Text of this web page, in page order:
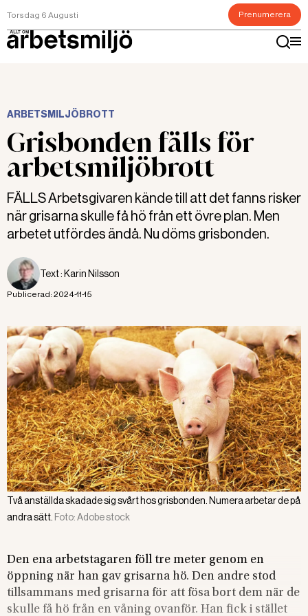
Torsdag 6 Augusti Prenumerera
ARBETSMILJÖBROTT
Grisbonden fälls för
arbetsmiljöbrott
FÄLLS Arbetsgivaren kände till att det fanns risker
när grisarna skulle få hö från ett övre plan. Men
arbetet utfördes ändå. Nu döms grisbonden.
Text : Karin Nilsson
Publicerad: 2024-11-15
Två anställda skadade sig svårt hos grisbonden. Numera arbetar de på
andra sätt. Foto:Adobe stock
Den ena arbetstagaren föll tre meter genom en
öppning när han gav grisarna hö. Den andre stod
tillsammans med grisarna för att fösa bort dem när de
skulle få hö från en våning ovanför. Han fick i stället